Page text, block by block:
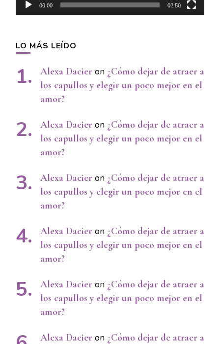
00:00 02:50
LO MÁS LEÍDO
Alexa Dacier on ¿Cómo dejar de atraer a
los capullos y elegir un poco mejor en el
amor?
Alexa Dacier on ¿Cómo dejar de atraer a
los capullos y elegir un poco mejor en el
amor?
Alexa Dacier on ¿Cómo dejar de atraer a
los capullos y elegir un poco mejor en el
amor?
Alexa Dacier on ¿Cómo dejar de atraer a
los capullos y elegir un poco mejor en el
amor?
Alexa Dacier on ¿Cómo dejar de atraer a
los capullos y elegir un poco mejor en el
amor?
Alexa Dacier on ¿Cómo dejar de atraer a